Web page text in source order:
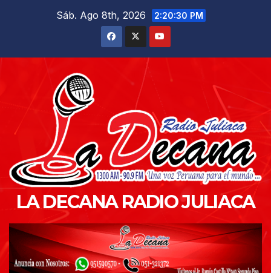
Sáb. Ago 8th, 2026 2:20:31 PM
LA DECANA RADIO JULIACA